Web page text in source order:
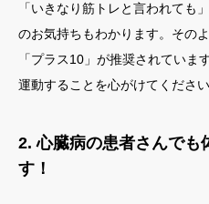
「いきなり筋トレと言われても
のお気持ちもわかります。その
「プラス10」が推奨されていま
運動することを心がけてください
2. 心臓病の患者さんでも
す！